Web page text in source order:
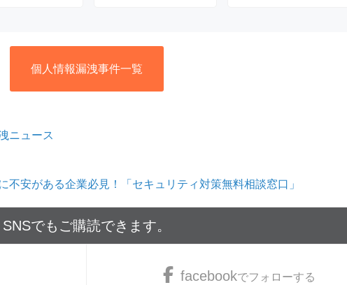
個人情報漏洩事件一覧
ニュース
不安がある企業必見！「セキュリティ対策無料相談窓口」
SNSでもご購読できます。
facebookでフォローする